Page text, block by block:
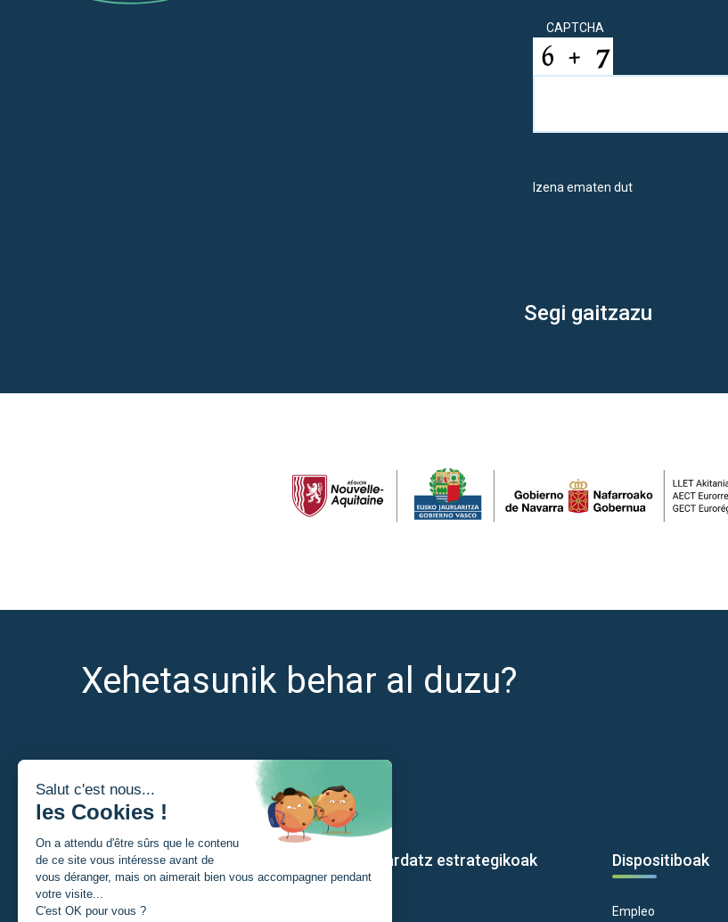
CAPTCHA
Izena ematen dut
Segi gaitzazu
Xehetasunik behar al duzu?
Nor naiz?
Ikaslea
Gure ardatz estrategikoak Dispositiboak
Empleo